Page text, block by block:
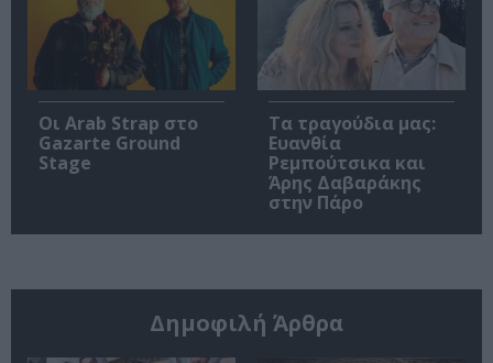
Οι Arab Strap στο
Gazarte Ground
Stage
Τα τραγούδια μας:
Ευανθία
Ρεμπούτσικα και
Άρης Δαβαράκης
στην Πάρο
Δημοφιλή Άρθρα